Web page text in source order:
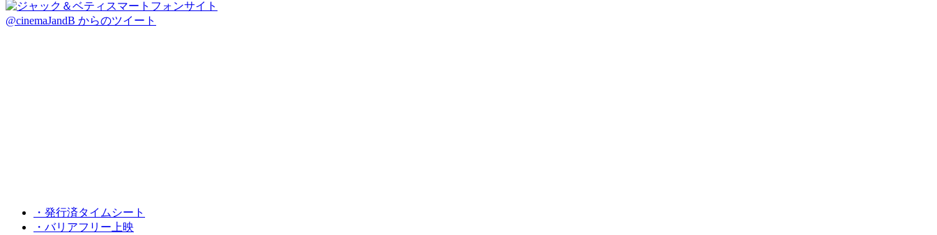
@cinemaJandB からのツイート
・発行済タイムシート
・バリアフリー上映